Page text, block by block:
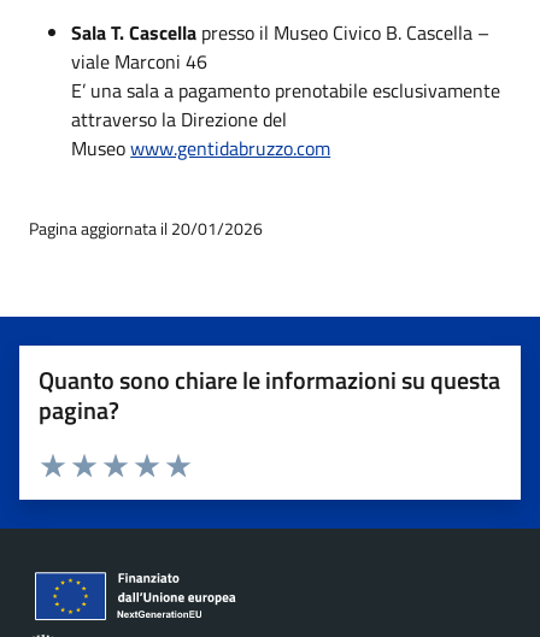
Sala T. Cascella presso il Museo Civico B. Cascella –
viale Marconi 46
E’ una sala a pagamento prenotabile esclusivamente
attraverso la Direzione del
Museowww.gentidabruzzo.com
Pagina aggiornata il 20/01/2026
Quanto sono chiare le informazioni su questa
pagina?
Valuta 5 stelle su 5
Valuta 4 stelle su 5
Valuta 3 stelle su 5
Valuta 2 stelle su 5
Valuta 1 stelle su 5